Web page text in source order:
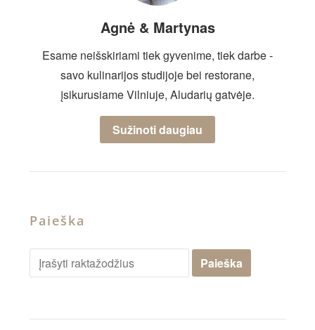
Agnė & Martynas
Esame neišskiriami tiek gyvenime, tiek darbe -
savo kulinarijos studijoje bei restorane,
įsikurusiame Vilniuje, Aludarių gatvėje.
Sužinoti daugiau
Paieška